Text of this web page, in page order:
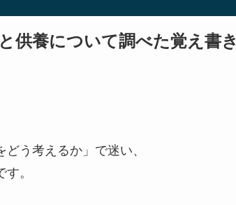
供養について調べた覚え書き
う考えるか」で迷い、
。